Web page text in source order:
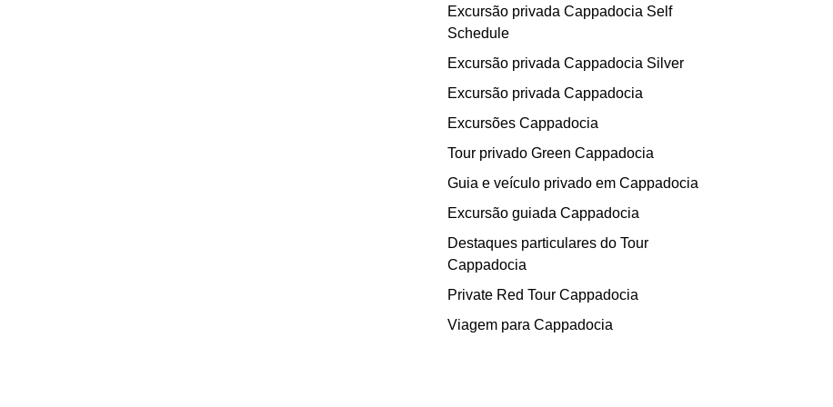
Excursão privada Cappadocia Self
Schedule
Excursão privada Cappadocia Silver
Excursão privada Cappadocia
Excursões Cappadocia
Tour privado Green Cappadocia
Guia e veículo privado em Cappadocia
Excursão guiada Cappadocia
Destaques particulares do Tour
Cappadocia
Private Red Tour Cappadocia
Viagem para Cappadocia